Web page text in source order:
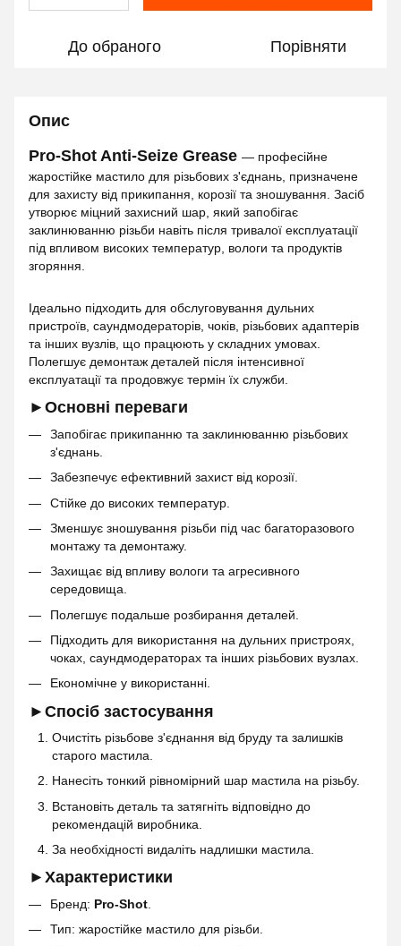
До обраного Порівняти
Опис
Pro-Shot Anti-Seize Grease — професійне
жаростійке мастило для різьбових з'єднань, призначене
для захисту від прикипання, корозії та зношування. Засіб
утворює міцний захисний шар, який запобігає
заклинюванню різьби навіть після тривалої експлуатації
під впливом високих температур, вологи та продуктів
згоряння.
Ідеально підходить для обслуговування дульних
пристроїв, саундмодераторів, чоків, різьбових адаптерів
та інших вузлів, що працюють у складних умовах.
Полегшує демонтаж деталей після інтенсивної
експлуатації та продовжує термін їх служби.
►Основні переваги
Запобігає прикипанню та заклинюванню різьбових
з'єднань.
Забезпечує ефективний захист від корозії.
Стійке до високих температур.
Зменшує зношування різьби під час багаторазового
монтажу та демонтажу.
Захищає від впливу вологи та агресивного
середовища.
Полегшує подальше розбирання деталей.
Підходить для використання на дульних пристроях,
чоках, саундмодераторах та інших різьбових вузлах.
Економічне у використанні.
►Спосіб застосування
Очистіть різьбове з'єднання від бруду та залишків
старого мастила.
Нанесіть тонкий рівномірний шар мастила на різьбу.
Встановіть деталь та затягніть відповідно до
рекомендацій виробника.
За необхідності видаліть надлишки мастила.
►Характеристики
Бренд: Pro-Shot
Тип: жаростійке мастило для різьби.